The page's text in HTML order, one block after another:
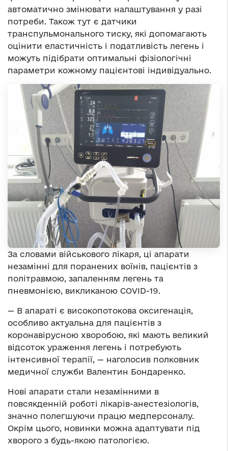
автоматично змінювати налаштування у разі
потреби. Також тут є датчики
транспульмонального тиску, які допомагають
оцінити еластичність і податливість легень і
можуть підібрати оптимальні фізіологічні
параметри кожному пацієнтові індивідуально.
За словами військового лікаря, ці апарати
незамінні для поранених воїнів, пацієнтів з
політравмою, запаленням легень та
пневмонією, викликаною COVID-19.
— В апараті є високопотокова оксигенація,
особливо актуальна для пацієнтів з
коронавірусною хворобою, які мають великий
відсоток ураження легень і потребують
інтенсивної терапії, — наголосив полковник
медичної служби Валентин Бондаренко.
Нові апарати стали незамінними в
повсякденній роботі лікарів-анестезіологів,
значно полегшуючи працю медперсоналу.
Окрім цього, новинки можна адаптувати під
хворого з будь-якою патологією.